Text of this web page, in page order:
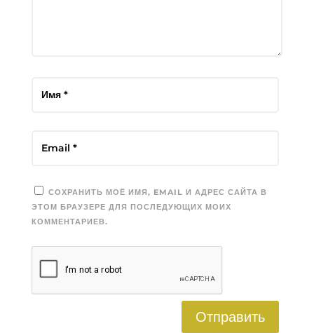
СОХРАНИТЬ МОЁ ИМЯ, EMAIL И АДРЕС САЙТА В
ЭТОМ БРАУЗЕРЕ ДЛЯ ПОСЛЕДУЮЩИХ МОИХ
КОММЕНТАРИЕВ.
Отправить